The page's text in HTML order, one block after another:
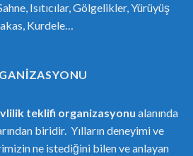
Isıtıcılar, Gölgelikler, Yürüyüş
Kurdele…
teklifi organizasyonu alanında
biridir. Yılların deneyimi ve
ne istediğini bilen ve anlayan